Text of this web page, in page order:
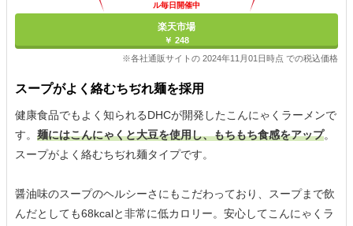
ル毎日開催中
楽天市場
￥ 248
※各社通販サイトの 2024年11月01日時点 での税込価格
スープがよく絡むちぢれ麺を採用
健康食品でもよく知られるDHCが開発したこんにゃくラーメンで
す。 麺にはこんにゃくと大豆を使用し、もちもち食感をアップ。
スープがよく絡むちぢれ麺タイプです。
醤油味のスープのヘルシーさにもこだわっており、スープまで飲
んだとしても68kcalと非常に低カロリー。安心してこんにゃくラ